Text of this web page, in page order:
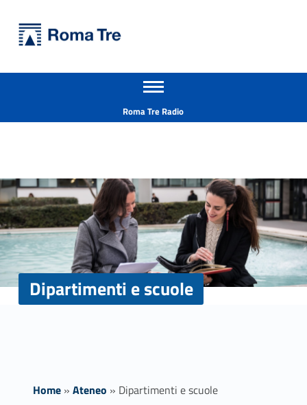
Dipartimenti e scuole - Università Roma Tre
Apri il menu secondario
Roma Tre Radio
Dipartimenti e scuole
Home» Ateneo » Dipartimenti e scuole